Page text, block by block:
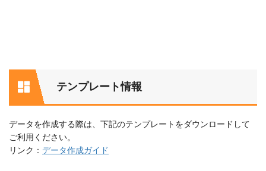
テンプレート情報
データを作成する際は、下記のテンプレートをダウンロードして
ご利用ください。
リンク： データ作成ガイド